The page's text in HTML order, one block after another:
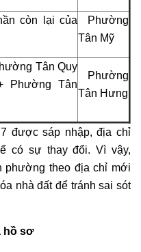
còn lại của
Phường
Tân Mỹ
Tân Quy
Phường Tân
Phường
Tân Hưng
được sáp nhập, địa chỉ
có sự thay đổi. Vì vậy,
phường theo địa chỉ mới
nhà đất để tránh sai sót
hồ sơ